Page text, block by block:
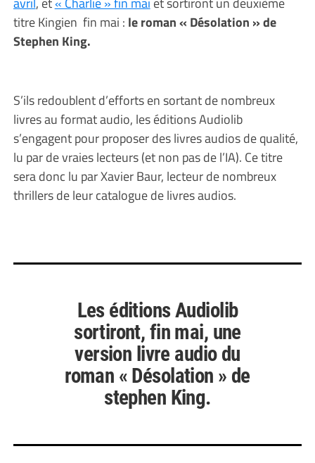
titre Kingien fin mai : le roman « Désolation » de
Stephen King.
S’ils redoublent d’efforts en sortant de nombreux
livres au format audio, les éditions Audiolib
s’engagent pour proposer des livres audios de qualité,
lu par de vraies lecteurs (et non pas de l’IA). Ce titre
sera donc lu par Xavier Baur, lecteur de nombreux
thrillers de leur catalogue de livres audios.
Les éditions Audiolib
sortiront, fin mai, une
version livre audio du
roman « Désolation » de
stephen King.